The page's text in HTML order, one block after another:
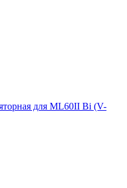
для ML60II Bi (V-